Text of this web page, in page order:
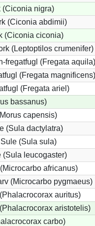
(Ciconia nigra)
(Ciconia abdimii)
(Ciconia ciconia)
(Leptoptilos crumenifer)
fregatfugl (Fregata aquila)
(Fregata magnificens)
(Fregata ariel)
bassanus)
capensis)
(Sula dactylatra)
(Sula sula)
(Sula leucogaster)
africanus)
(Microcarbo pygmaeus)
auritus)
aristotelis)
carbo)